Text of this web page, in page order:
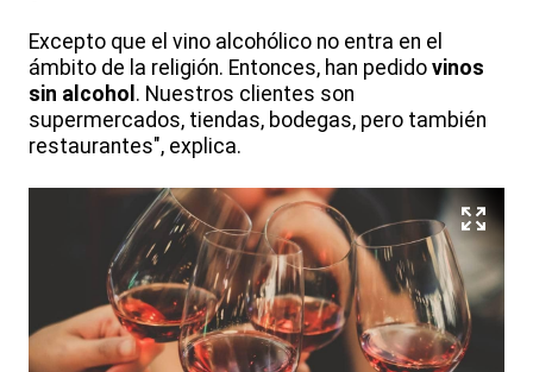
Excepto que el vino alcohólico no entra en el
ámbito de la religión. Entonces, han pedido vinos
sin alcohol . Nuestros clientes son
supermercados, tiendas, bodegas, pero también
restaurantes", explica.